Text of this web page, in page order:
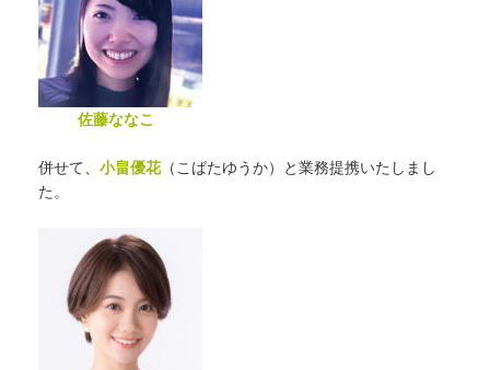
佐藤ななこ
併せて、 小畠優花（こばたゆうか）と業務提携いたしまし
た。